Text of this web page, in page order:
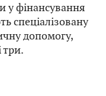
у фінансування
спеціалізовану
допомогу,
три.